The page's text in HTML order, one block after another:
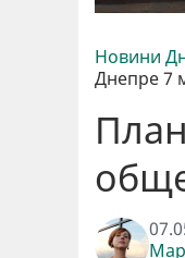
Новини
Днепре 7